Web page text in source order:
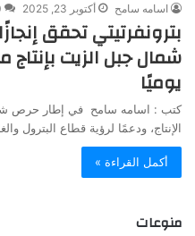
اسامه سامح أكتوبر 23, 2025
يوميًا
كتب : اسامه سامح في إطار حرص
الإنتاج، ودعمًا لرؤية قطاع البترول
أكمل القراءة »
منوعات